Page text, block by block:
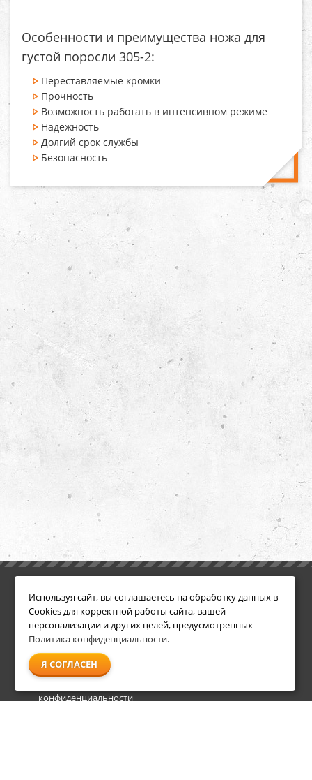
Особенности и преимущества ножа для
густой поросли 305-2:
Переставляемые кромки
Прочность
Возможность работать в интенсивном режиме
Надежность
Долгий срок службы
Безопасность
Условия возврата
О компании
Доставка
Оплата
Гарантия и сервис
конфиденциальности
Акции
Используя сайт, вы соглашаетесь на обработку данных в
Cookies для корректной работы сайта, вашей
персонализации и других целей, предусмотренных
Политика конфиденциальности.
Я СОГЛАСЕН